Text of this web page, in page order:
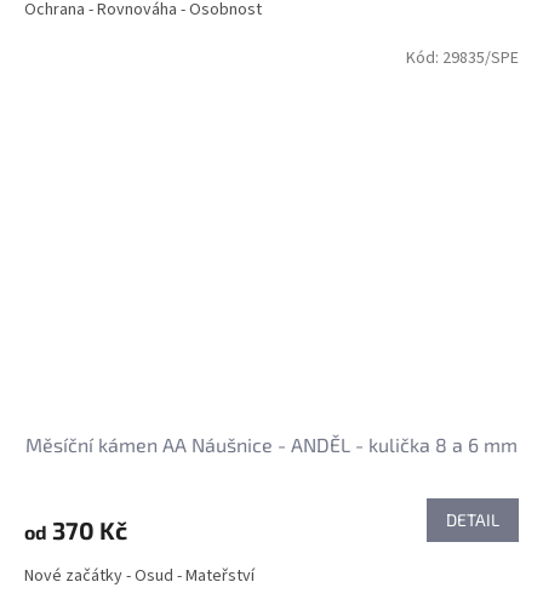
Ochrana - Rovnováha - Osobnost
Měsíční kámen AA Náušnice - ANDĚL - kulička 8 a 6 mm
od 370 Kč DETAIL
Nové začátky - Osud - Mateřství
Kód: 29835/SPE